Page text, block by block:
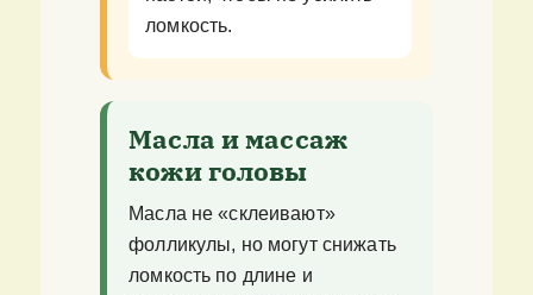
ломкость.
Масла и массаж
кожи головы
Масла не «склеивают»
фолликулы, но могут снижать
ломкость по длине и